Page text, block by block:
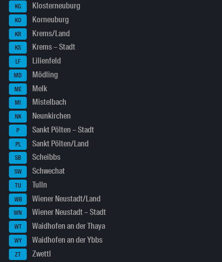
KG Klosterneuburg
KO Korneuburg
KR Krems/Land
KS Krems – Stadt
LF Lilienfeld
MD Mödling
ME Melk
MI Mistelbach
NK Neunkirchen
P Sankt Pölten – Stadt
PL Sankt Pölten/Land
SB Scheibbs
SW Schwechat
TU Tulln
WB Wiener Neustadt/Land
WN Wiener Neustadt – Stadt
WT Waidhofen an der Thaya
WY Waidhofen an der Ybbs
ZT Zwettl